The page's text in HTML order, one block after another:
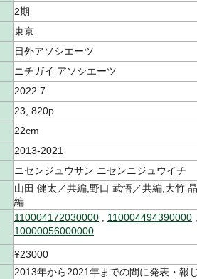
2期
東京
日外アソシエーツ
ニチガイ アソシエーツ
2022.7
23, 820p
22cm
2013-2021
ニセンジュウサン ニセンニジュウイチ
山田 健太／共編,野口 武悟／共編,大竹
編
110004172030000 110004494390000
10000056000000
¥23000
2013年から2021年までの間に発表・報